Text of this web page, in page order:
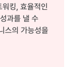
킹, 효율적인
과를 낼 수
스의 가능성을